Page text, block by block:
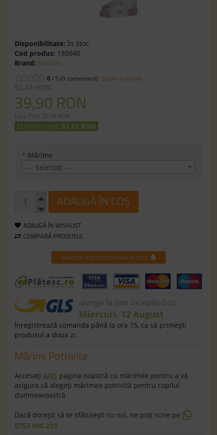
Disponibilitate: În Stoc
Cod produs: 185040
Brand: Melton
0/ 5 (0 comentarii) Spune-ţi opinia
91,41 RON
39,90 RON
Fără TVA: 32,98 RON
Economisești 51,51 RON
* Mărime
--- Selectaţi ---
ADAUGĂ ÎN COȘ
ADAUGĂ ÎN WISHLIST
COMPARĂ PRODUSUL
Anunță-mă când revine în stoc
ajunge la tine începând cu
Miercuri, 12 August
Înregistrează comanda până la ora 15, ca să primeşti
produsul a doua zi.
Mărimi Potrivite
Accesaţi AICI pagina noastră cu mărimile pentru a vă
asigura că alegeţi mărimea potrivită pentru copilul
dumneavoastră.
Dacă doreşti să te sfătuieşti cu noi, ne poţi scrie pe
0753 060 219